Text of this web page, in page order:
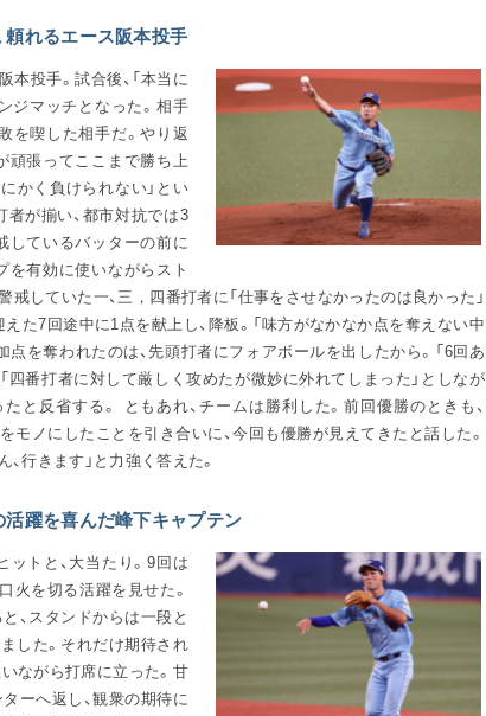
頼れるエース阪本投手
投手。試合後、「本当に
ジマッチとなった。相手
を喫した相手だ。やり返
頑張ってここまで勝ち上
かく負けられない」とい
が揃い、都市対抗では3
しているバッターの前に
を有効に使いながらスト
していた一、三，四番打者に「仕事をさせなかったのは良かった」
た7回途中に1点を献上し、降板。「味方がなかなか点を奪えない中
を奪われたのは、先頭打者にフォアボールを出したから。「6回あ
四番打者に対して厳しく攻めたが微妙に外れてしまった」としなが
と反省する。 ともあれ、チームは勝利した。前回優勝のときも、
ノにしたことを引き合いに、今回も優勝が見えてきたと話した。
行きます」と力強く答えた。
活躍を喜んだ峰下キャプテン
トと、大当たり。9回は
火を切る活躍を見せた。
、スタンドからは一段と
した。それだけ期待され
ながら打席に立った。甘
ーへ返し、観衆の期待に